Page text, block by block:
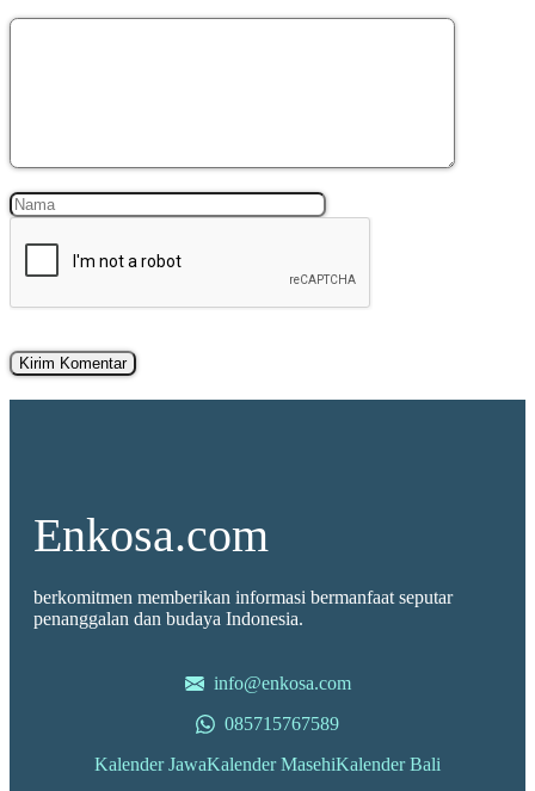
Komentar
Nama Surel
Enkosa.com
berkomitmen memberikan informasi bermanfaat seputar
penanggalan dan budaya Indonesia.
info@enkosa.com
085715767589
Kalender JawaKalender MasehiKalender Bali